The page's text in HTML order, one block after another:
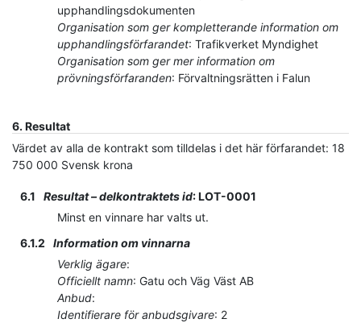
upphandlingsdokumenten
Organisation som ger kompletterande information om
upphandlingsförfarandet: Trafikverket Myndighet
Organisation som ger mer information om
prövningsförfaranden: Förvaltningsrätten i Falun
6. Resultat
Värdet av alla de kontrakt som tilldelas i det här förfarandet: 18
750 000 Svensk krona
6.1 Resultat – delkontraktets id:LOT-0001
Minst en vinnare har valts ut.
6.1.2
Information om vinnarna
Verklig ägare:
Officiellt namn: Gatu och Väg Väst AB
Anbud:
Identifierare för anbudsgivare: 2